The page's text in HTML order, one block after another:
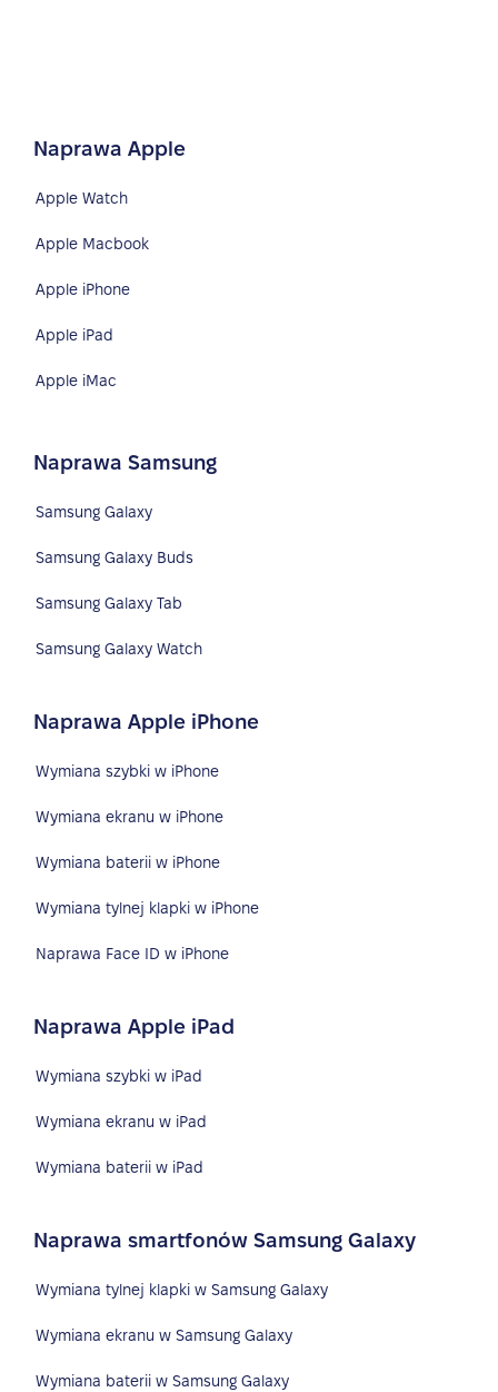
Naprawa Apple
Apple Watch
Apple Macbook
Apple iPhone
Apple iPad
Apple iMac
Naprawa Samsung
Samsung Galaxy
Samsung Galaxy Buds
Samsung Galaxy Tab
Samsung Galaxy Watch
Naprawa Apple iPhone
Wymiana szybki w iPhone
Wymiana ekranu w iPhone
Wymiana baterii w iPhone
Wymiana tylnej klapki w iPhone
Naprawa Face ID w iPhone
Naprawa Apple iPad
Wymiana szybki w iPad
Wymiana ekranu w iPad
Wymiana baterii w iPad
Naprawa smartfonów Samsung Galaxy
Wymiana tylnej klapki w Samsung Galaxy
Wymiana ekranu w Samsung Galaxy
Wymiana baterii w Samsung Galaxy